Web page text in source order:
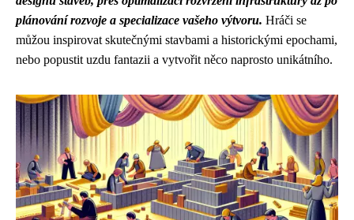
plánování rozvoje a specializace vašeho výtvoru. Hráči se
můžou inspirovat skutečnými stavbami a historickými epochami,
nebo popustit uzdu fantazii a vytvořit něco naprosto unikátního.